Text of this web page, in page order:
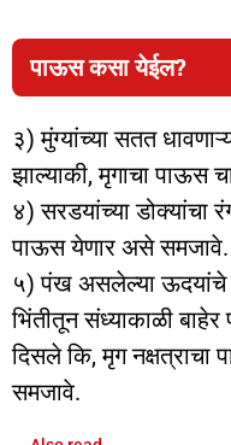
पाऊस कसा येईल?
३) मुंग्यांच्या सतत
झाल्याकी, मृगाचा पाऊस
४) सरडयांच्या डोक्यांचा
पाऊस येणार असे समजावे.
५) पंख असलेल्या ऊदयांचे
भिंतीतून संध्याकाळी
दिसले कि, मृग
समजावे.